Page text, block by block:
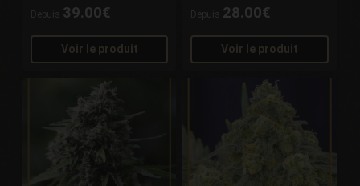
Depuis 39.00€
Voir le produit
Depuis 28.00€
Voir le produit